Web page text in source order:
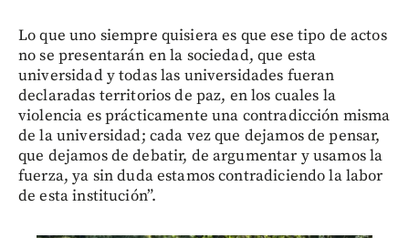
Lo que uno siempre quisiera es que ese tipo de actos
no se presentarán en la sociedad, que esta
universidad y todas las universidades fueran
declaradas territorios de paz, en los cuales la
violencia es prácticamente una contradicción misma
de la universidad; cada vez que dejamos de pensar,
que dejamos de debatir, de argumentar y usamos la
fuerza, ya sin duda estamos contradiciendo la labor
de esta institución”.